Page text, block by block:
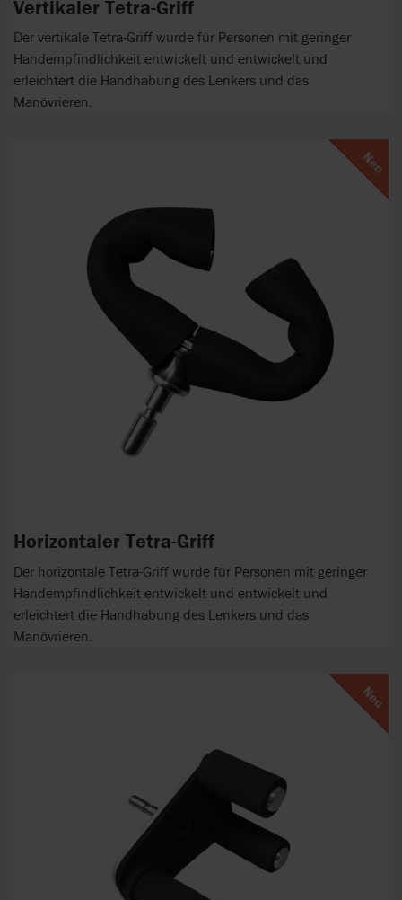
Vertikaler Tetra-Griff
Der vertikale Tetra-Griff wurde für Personen mit geringer
Handempfindlichkeit entwickelt und entwickelt und
erleichtert die Handhabung des Lenkers und das
Manövrieren.
Neu
Horizontaler Tetra-Griff
Der horizontale Tetra-Griff wurde für Personen mit geringer
Handempfindlichkeit entwickelt und entwickelt und
erleichtert die Handhabung des Lenkers und das
Manövrieren.
Neu